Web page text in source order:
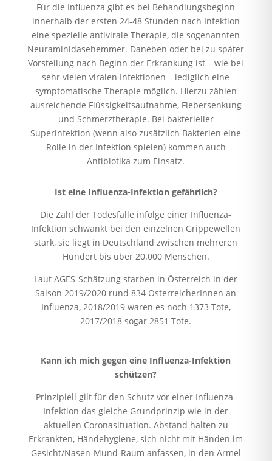
Für die Influenza gibt es bei Behandlungsbeginn
innerhalb der ersten 24-48 Stunden nach Infektion
eine spezielle antivirale Therapie, die sogenannten
Neuraminidasehemmer. Daneben oder bei zu später
Vorstellung nach Beginn der Erkrankung ist – wie bei
sehr vielen viralen Infektionen – lediglich eine
symptomatische Therapie möglich. Hierzu zählen
ausreichende Flüssigkeitsaufnahme, Fiebersenkung
und Schmerztherapie. Bei bakterieller
Superinfektion (wenn also zusätzlich Bakterien eine
Rolle in der Infektion spielen) kommen auch
Antibiotika zum Einsatz.
Ist eine Influenza-Infektion gefährlich?
Die Zahl der Todesfälle infolge einer Influenza-
Infektion schwankt bei den einzelnen Grippewellen
stark, sie liegt in Deutschland zwischen mehreren
Hundert bis über 20.000 Menschen.
Laut AGES-Schätzung starben in Österreich in der
Saison 2019/2020 rund 834 ÖsterreicherInnen an
Influenza, 2018/2019 waren es noch 1373 Tote,
2017/2018 sogar 2851 Tote.
Kann ich mich gegen eine Influenza-Infektion
schützen?
Prinzipiell gilt für den Schutz vor einer Influenza-
Infektion das gleiche Grundprinzip wie in der
aktuellen Coronasituation. Abstand halten zu
Erkrankten, Händehygiene, sich nicht mit Händen im
Gesicht/Nasen-Mund-Raum anfassen, in den Ärmel